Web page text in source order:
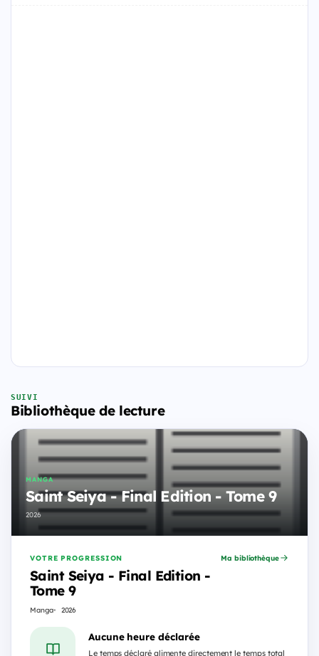
SUIVI
Bibliothèque de lecture
MANGA
Saint Seiya - Final Edition - Tome 9
2026
VOTRE PROGRESSION
Saint Seiya - Final Edition -
Tome 9
Manga 2026
Ma bibliothèque
Aucune heure déclarée
Le temps déclaré alimente directement le temps total